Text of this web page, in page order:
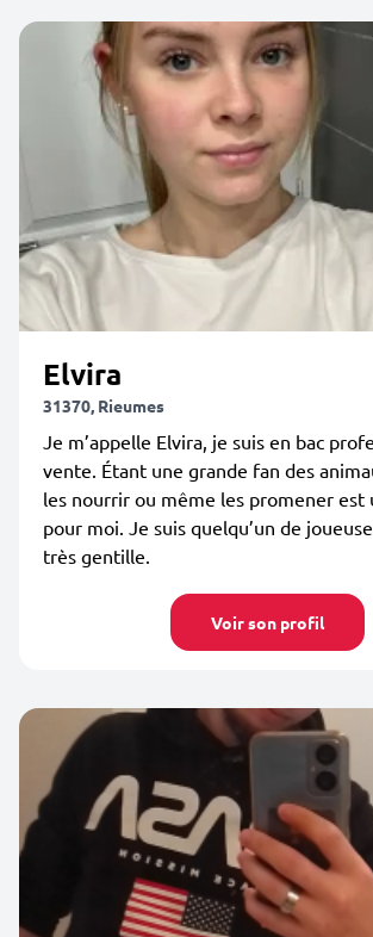
Elvira
31370, Rieumes
Je m’appelle Elvira, je suis en bac
vente. Étant une grande fan des
les nourrir ou même les promener est
pour moi. Je suis quelqu’un de
très gentille.
Voir son profil